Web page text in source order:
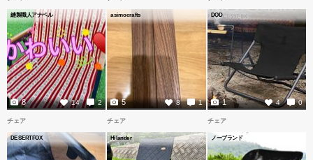
縫製職人アナベル
14 2
8
asimocrafts
8 1
5
DOD
4 0
1
チェア
DESERTFOX
チェア
Hilander
チェア
ノーブランド